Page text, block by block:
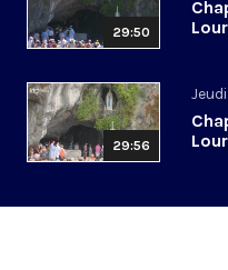
29:50
29:56